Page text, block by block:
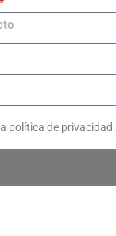
política de privacidad.